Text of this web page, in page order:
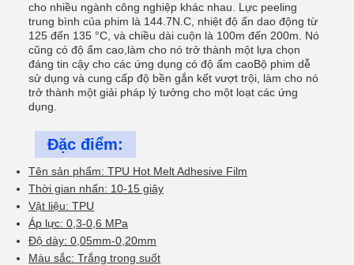
cho nhiều ngành công nghiệp khác nhau. Lực peeling
trung bình của phim là 144.7N.C, nhiệt độ ấn dao động từ
125 đến 135 °C, và chiều dài cuộn là 100m đến 200m. Nó
cũng có độ ẩm cao,làm cho nó trở thành một lựa chọn
đáng tin cậy cho các ứng dụng có độ ẩm caoBộ phim dễ
sử dụng và cung cấp độ bền gắn kết vượt trội, làm cho nó
trở thành một giải pháp lý tưởng cho một loạt các ứng
dụng.
Đặc điểm:
Tên sản phẩm: TPU Hot Melt Adhesive Film
Thời gian nhấn: 10-15 giây
Vật liệu: TPU
Áp lực: 0,3-0,6 MPa
Độ dày: 0,05mm-0,20mm
Màu sắc: Trắng trong suốt